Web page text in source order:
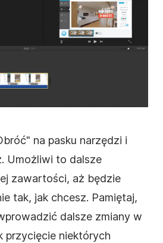
na pasku narzędzi i
Umożliwi to dalsze
zawartości, aż będzie
tak, jak chcesz. Pamiętaj,
dalsze zmiany w
przycięcie niektórych